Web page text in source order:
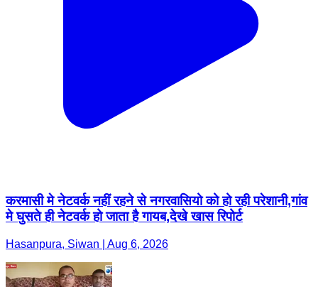
करमासी मे नेटवर्क नहीं रहने से नगरवासियो को हो रही परेशानी,गांव
मे घुसते ही नेटवर्क हो जाता है गायब,देखे खास रिपोर्ट
Hasanpura, Siwan | Aug 6, 2026